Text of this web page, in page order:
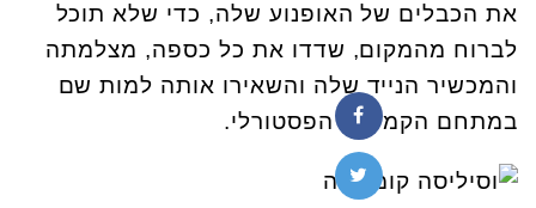
את הכבלים של האופנוע שלה, כדי שלא תוכל
לברוח מהמקום, שדדו את כל כספה, מצלמתה
והמכשיר הנייד שלה והשאירו אותה למות שם
במתחם הקמפינג הפסטורלי.